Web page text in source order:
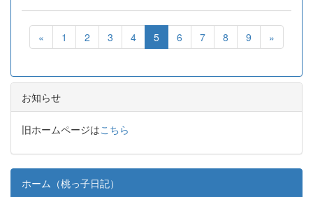
« 1 2 3 4 5 6 7 8 9 »
お知らせ
旧ホームページはこちら
ホーム（桃っ子日記）